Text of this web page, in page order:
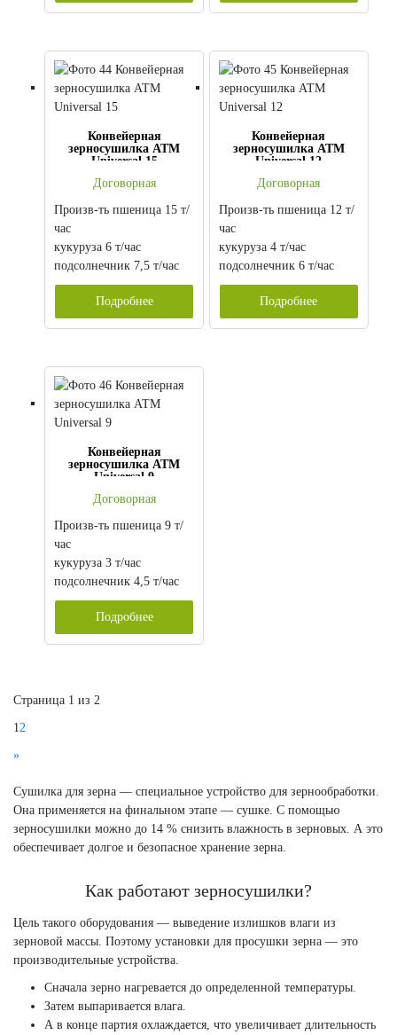
Конвейерная
зерносушилка АТМ
Universal 15
Договорная
Произв-ть пшеница 15 т/
час
кукуруза 6 т/час
подсолнечник 7,5 т/час
Подробнее
Конвейерная
зерносушилка АТМ
Universal 12
Договорная
Произв-ть пшеница 12 т/
час
кукуруза 4 т/час
подсолнечник 6 т/час
Подробнее
Конвейерная
зерносушилка АТМ
Universal 9
Договорная
Произв-ть пшеница 9 т/
час
кукуруза 3 т/час
подсолнечник 4,5 т/час
Подробнее
Страница 1 из 2
1 2
»
Сушилка для зерна — специальное устройство для зернообработки.
Она применяется на финальном этапе — сушке. С помощью
зерносушилки можно до 14 % снизить влажность в зерновых. А это
обеспечивает долгое и безопасное хранение зерна.
Как работают зерносушилки?
Цель такого оборудования — выведение излишков влаги из
зерновой массы. Поэтому установки для просушки зерна — это
производительные устройства.
Сначала зерно нагревается до определенной температуры.
Затем выпаривается влага.
А в конце партия охлаждается, что увеличивает длительность